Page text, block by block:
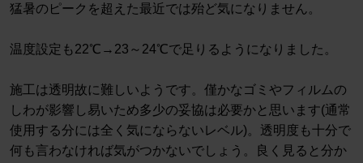
猛暑のピークを超えた最近では殆ど気になりません。
温度設定も22℃→23～24℃で足りるようになりました。
施工は透明故に難しいようです。僅かなゴミやフィルムの
しわが影響し易いため多少の妥協は必要かと思います(通常
使用する分には全く気にならないレベル)。透明度も十分で
何も言わなければ気がつかないでしょう。良く見ると分か